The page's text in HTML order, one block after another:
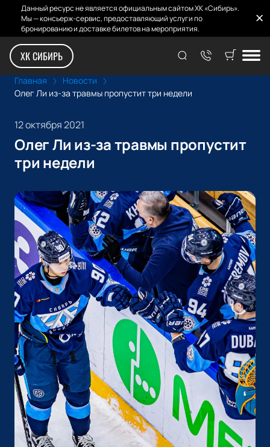
Данный ресурс не является официальным сайтом ХК «Сибирь».
Мы — консьерж-сервис, предоставляющий услуги по
бронированию и доставке билетов на мероприятия.
ХК СИБИРЬ
Главная
Новости
Олег Ли из-за травмы пропустит три недели
12 октября 2021
Олег Ли из-за травмы пропустит
три недели